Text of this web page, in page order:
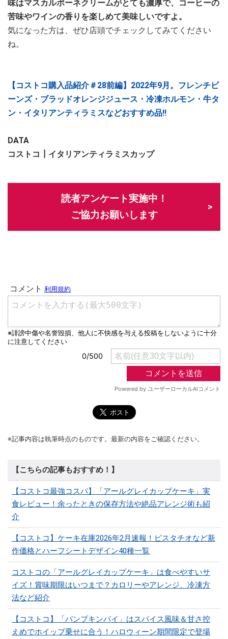
味はマスカルポーネクリームがとても濃厚で、コーヒーの
苦味やワインの香りを楽しめて美味しいですよ。
気になった方は、ぜひ店頭でチェックしてみてください
ね。
【コストコ購入品紹介＃28前編】2022年9月。フレンチビ
ーンズ・ブラッドオレンジジュース・冷凍ホルモン・牛タ
ン・イタリアンティラミスなどおすすめ品!!
DATA
コストコ┃イタリアンティラミスカップ
読者アンケート実施中！
ご協力お願いします
※記事内容は執筆時点のものです。最新の内容をご確認ください。
【こちらの記事もおすすめ！】
【コストコ最強コスパ】「アールグレイカップケーキ」実
食レビュー！余ったときの保存方法や絶品アレンジ術も紹
介
【コストコ】ケーキ在庫2026年2月速報！ピスタチオなど新
作価格とハーフシートデザイン40種一覧
コストコの「アールグレイカップケーキ」は食べやすいサ
イズ！賞味期限はいつまで？カロリーやアレンジ、冷凍方
法など紹介
【コストコ】「パンプキンパイ」はスパイス風味＆甘さ控
えめでホイップ乗せに合う！ハロウィーン期間限定で登場